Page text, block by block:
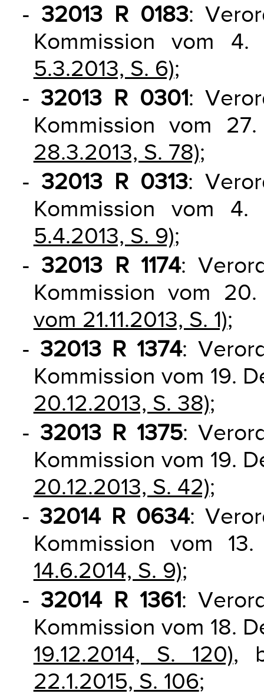
- 32013 R 0183:
Kommission vom
5.3.2013, S. 6);
- 32013 R 0301:
Kommission vom
28.3.2013, S. 78);
- 32013 R 0313:
Kommission vom
5.4.2013, S. 9);
- 32013 R 1174:
Kommission vom
vom 21.11.2013, S. 1);
- 32013 R 1374:
Kommission vom 19.
20.12.2013, S. 38);
- 32013 R 1375:
Kommission vom 19.
20.12.2013, S. 42);
- 32014 R 0634:
Kommission vom
14.6.2014, S. 9);
- 32014 R 1361:
Kommission vom 18.
19.12.2014, S. 120),
22.1.2015, S. 106;